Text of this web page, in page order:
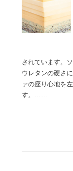
されています。
ウレタンの硬さ
ァの座り心地を
す。……